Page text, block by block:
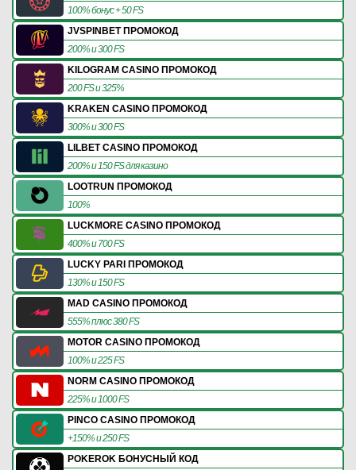
100% бонус + 50 FS
JVSPINBET ПРОМОКОД
200% и 300 FS
KILOGRAM CASINO ПРОМОКОД
200 FS и 325%
KRAKEN CASINO ПРОМОКОД
300% и 300 FS
LILBET CASINO ПРОМОКОД
200% и 150 FS для казино
LOOTRUN ПРОМОКОД
100%
LUCKMORE CASINO ПРОМОКОД
400% и 700 FS
LUCKY PARI ПРОМОКОД
130% и 150 FS
MAD CASINO ПРОМОКОД
555% плюс 380 FS
MOTOR CASINO ПРОМОКОД
100% и 225 FS
NORM CASINO ПРОМОКОД
225% и 1000 FS
PINCO CASINO ПРОМОКОД
+150% и 250 FS
POKEROK БОНУСНЫЙ КОД